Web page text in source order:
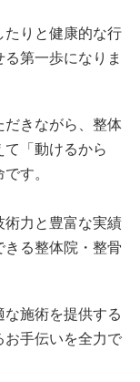
たりと健康的な行
第一歩になりま
だきながら、整体
「動けるから
す。
術力と豊富な実績
きる整体院・整骨
施術を提供する
お手伝いを全力で